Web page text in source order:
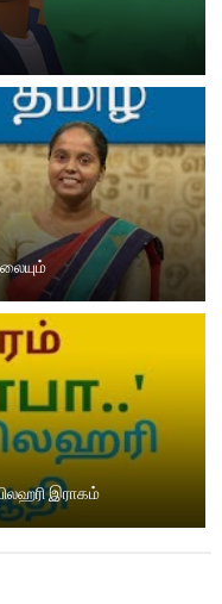
இராகம்